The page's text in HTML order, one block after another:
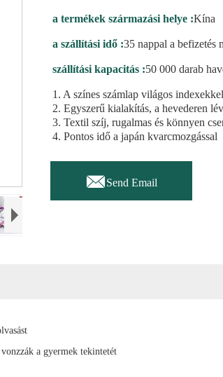
a termékek származási helye :Kína
a szállítási idő :35 nappal a befizetés
szállítási kapacitás :50 000 darab
1. A színes számlap világos
2. Egyszerű kialakítás, a hevederen
3. Textil szíj, rugalmas és könnyen
4. Pontos idő a japán kvarcmozgással
Send Email
a gyermek tekintetét